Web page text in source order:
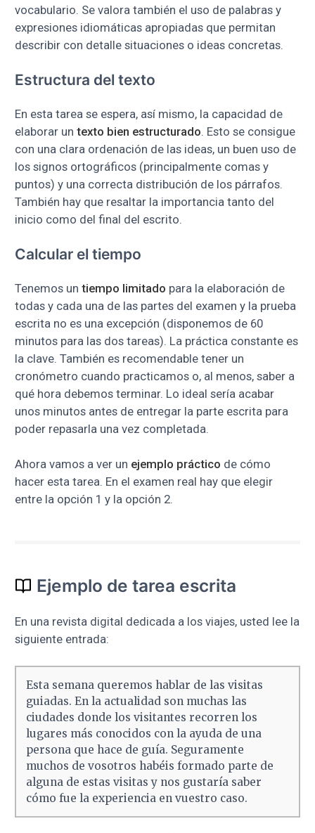
vocabulario. Se valora también el uso de palabras y
expresiones idiomáticas apropiadas que permitan
describir con detalle situaciones o ideas concretas.
Estructura del texto
En esta tarea se espera, así mismo, la capacidad de
elaborar un texto bien estructurado. Esto se consigue
con una clara ordenación de las ideas, un buen uso de
los signos ortográficos (principalmente comas y
puntos) y una correcta distribución de los párrafos.
También hay que resaltar la importancia tanto del
inicio como del final del escrito.
Calcular el tiempo
Tenemos un tiempo limitado para la elaboración de
todas y cada una de las partes del examen y la prueba
escrita no es una excepción (disponemos de 60
minutos para las dos tareas). La práctica constante es
la clave. También es recomendable tener un
cronómetro cuando practicamos o, al menos, saber a
qué hora debemos terminar. Lo ideal sería acabar
unos minutos antes de entregar la parte escrita para
poder repasarla una vez completada.
Ahora vamos a ver un ejemplo práctico de cómo
hacer esta tarea. En el examen real hay que elegir
entre la opción 1 y la opción 2.
Ejemplo de tarea escrita
En una revista digital dedicada a los viajes, usted lee la
siguiente entrada:
Esta semana queremos hablar de las visitas
guiadas. En la actualidad son muchas las
ciudades donde los visitantes recorren los
lugares más conocidos con la ayuda de una
persona que hace de guía. Seguramente
muchos de vosotros habéis formado parte de
alguna de estas visitas y nos gustaría saber
cómo fue la experiencia en vuestro caso.